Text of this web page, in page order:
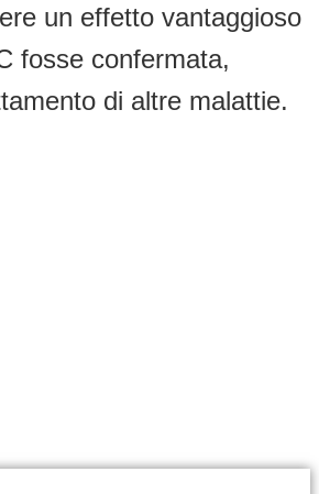
un effetto vantaggioso
fosse confermata,
di altre malattie.